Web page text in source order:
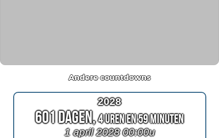
Andere countdowns
2028
601 Dagen,4 Uren en 59 Minuten
1 april 2028 00:00u